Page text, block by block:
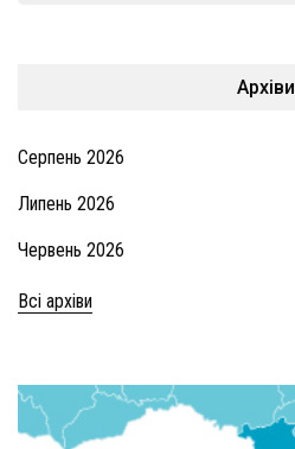
Архіви
Серпень 2026
Липень 2026
Червень 2026
Всі архіви